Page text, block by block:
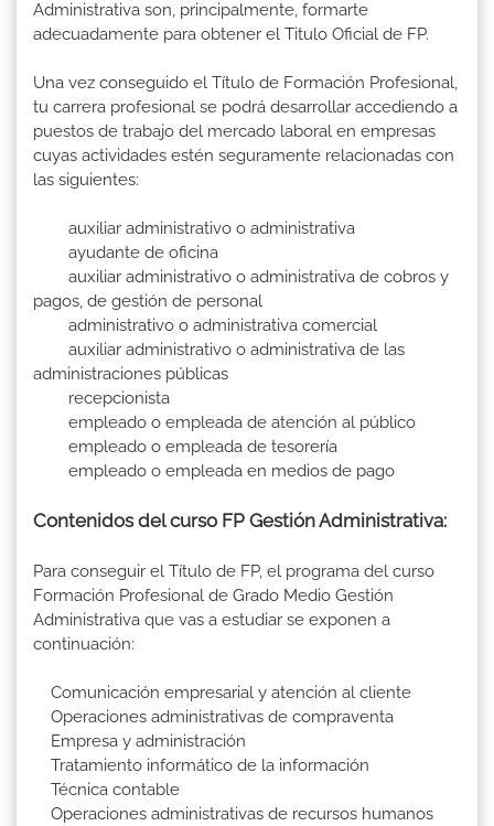
Administrativa son, principalmente, formarte
adecuadamente para obtener el Titulo Oficial de FP.
Una vez conseguido el Título de Formación Profesional,
tu carrera profesional se podrá desarrollar accediendo a
puestos de trabajo del mercado laboral en empresas
cuyas actividades estén seguramente relacionadas con
las siguientes:
auxiliar administrativo o administrativa
ayudante de oficina
auxiliar administrativo o administrativa de cobros y
pagos, de gestión de personal
administrativo o administrativa comercial
auxiliar administrativo o administrativa de las
administraciones públicas
recepcionista
empleado o empleada de atención al público
empleado o empleada de tesorería
empleado o empleada en medios de pago
Contenidos del curso FP Gestión Administrativa:
Para conseguir el Título de FP, el programa del curso
Formación Profesional de Grado Medio Gestión
Administrativa que vas a estudiar se exponen a
continuación:
Comunicación empresarial y atención al cliente
Operaciones administrativas de compraventa
Empresa y administración
Tratamiento informático de la información
Técnica contable
Operaciones administrativas de recursos humanos